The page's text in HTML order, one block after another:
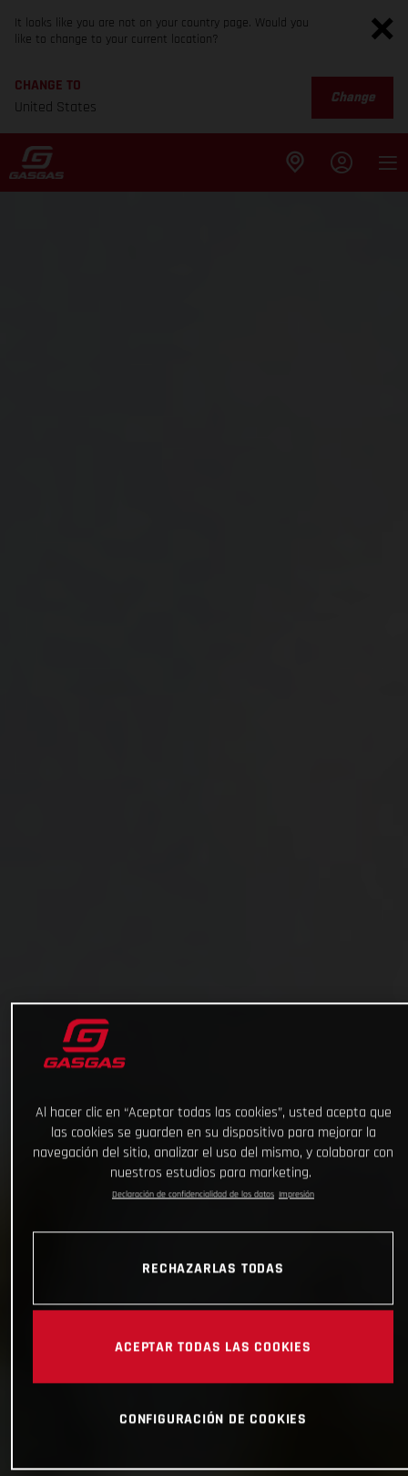
It looks like you are not on your country page. Would you
like to change to your current location?
CHANGE TO
United States
Change
Al hacer clic en “Aceptar todas las cookies”, usted acepta que
las cookies se guarden en su dispositivo para mejorar la
navegación del sitio, analizar el uso del mismo, y colaborar con
nuestros estudios para marketing.
Declaración de confidencialidad de los datos Impresión
RECHAZARLAS TODAS
ACEPTAR TODAS LAS COOKIES
CONFIGURACIÓN DE COOKIES